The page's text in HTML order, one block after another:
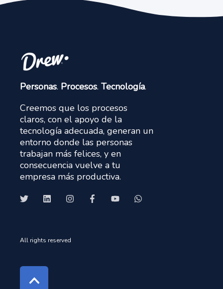
Personas. Procesos. Tecnología.
Creemos que los procesos
claros, con el apoyo de la
tecnología adecuada, generan un
entorno donde las personas
trabajan más felices, y en
consecuencia vuelve a tu
empresa más productiva.
All rights reserved